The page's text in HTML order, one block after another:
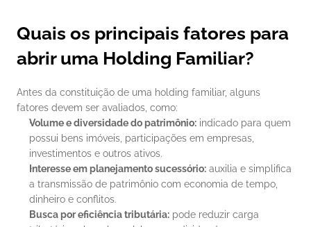
Quais os principais fatores para
abrir uma Holding Familiar?
Antes da constituição de uma holding familiar, alguns
fatores devem ser avaliados, como:
Volume e diversidade do patrimônio: indicado para quem
possui bens imóveis, participações em empresas,
investimentos e outros ativos.
Interesse em planejamento sucessório: auxilia e simplifica
a transmissão de patrimônio com economia de tempo,
dinheiro e conflitos.
Busca por eficiência tributária: pode reduzir carga